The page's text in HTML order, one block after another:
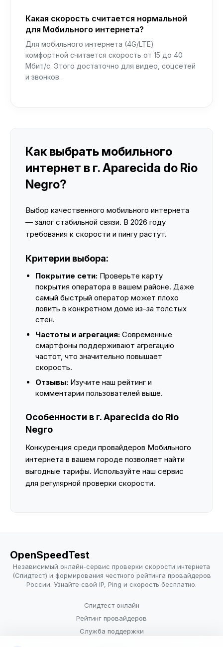
Какая скорость считается нормальной
для Мобильного интернета?
Для мобильного интернета (4G/LTE)
комфортной считается скорость от 15 до 40
Мбит/с. Этого достаточно для видео, соцсетей
и звонков.
Как выбрать мобильного
интернет в г. Aparecida do Rio
Negro?
Выбор качественного мобильного интернета
— залог стабильной связи. В 2026 году
требования к скорости и пингу растут.
Критерии выбора:
Покрытие сети: Проверьте карту
покрытия оператора в вашем районе. Даже
самый быстрый оператор может плохо
ловить в конкретном доме из-за толстых
стен.
Частоты и агрегация: Современные
смартфоны поддерживают агрегацию
частот, что значительно повышает
скорость.
Отзывы: Изучите наш рейтинг и
комментарии пользователей выше.
Особенности в г. Aparecida do Rio
Negro
Конкуренция среди провайдеров Мобильного
интернета в вашем городе позволяет найти
выгодные тарифы. Используйте наш сервис
для регулярной проверки скорости.
OpenSpeedTest
Независимый онлайн-сервис проверки скорости интернета
(Спидтест) и формирования честного рейтинга провайдеров
России. Узнайте свой IP, Ping и скорость бесплатно.
Спидтест онлайн
Рейтинг провайдеров
Служба поддержки